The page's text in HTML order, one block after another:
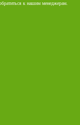
к нашим менеджерам.